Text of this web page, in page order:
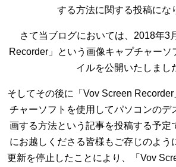
する方法に関する投稿にな
さて当ブログにおいては、2018年3
Recorder」という画像キャプチャーソ
イルを公開いたしまし
そしてその後に「Vov Screen
チャーソフトを使用してパソコンのデ
画する方法という記事を投稿する予定
にお越しくださる皆様もご存じのよう
更新を停止したことにより、「Vov